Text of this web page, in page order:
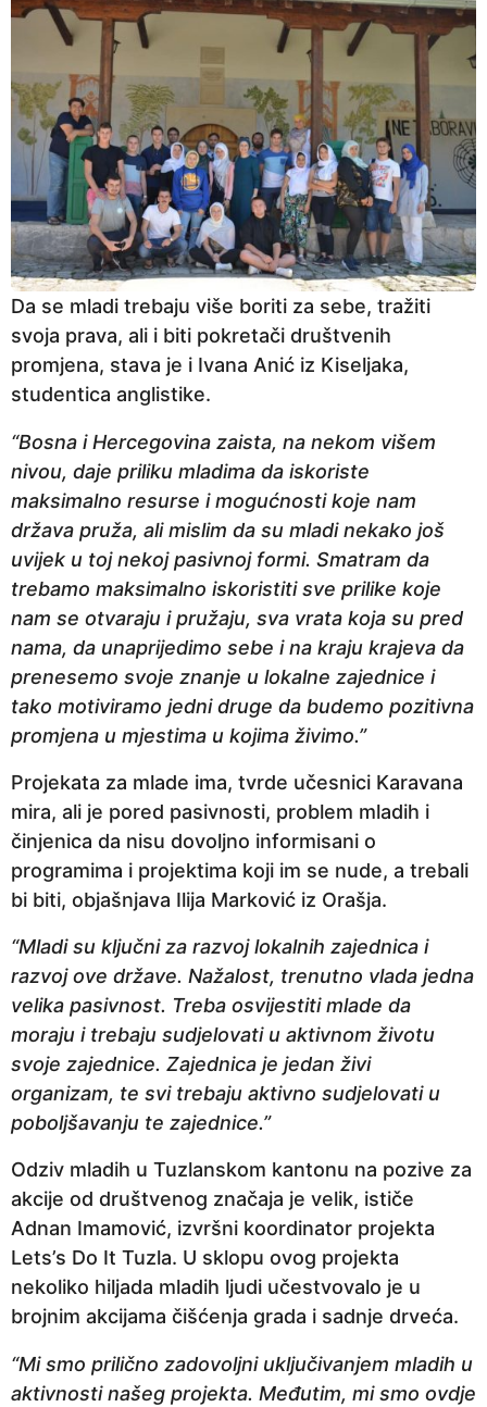
Da se mladi trebaju više boriti za sebe, tražiti
svoja prava, ali i biti pokretači društvenih
promjena, stava je i Ivana Anić iz Kiseljaka,
studentica anglistike.
“Bosna i Hercegovina zaista, na nekom višem
nivou, daje priliku mladima da iskoriste
maksimalno resurse i mogućnosti koje nam
država pruža, ali mislim da su mladi nekako još
uvijek u toj nekoj pasivnoj formi. Smatram da
trebamo maksimalno iskoristiti sve prilike koje
nam se otvaraju i pružaju, sva vrata koja su pred
nama, da unaprijedimo sebe i na kraju krajeva da
prenesemo svoje znanje u lokalne zajednice i
tako motiviramo jedni druge da budemo pozitivna
promjena u mjestima u kojima živimo.”
Projekata za mlade ima, tvrde učesnici Karavana
mira, ali je pored pasivnosti, problem mladih i
činjenica da nisu dovoljno informisani o
programima i projektima koji im se nude, a trebali
bi biti, objašnjava Ilija Marković iz Orašja.
“Mladi su ključni za razvoj lokalnih zajednica i
razvoj ove države. Nažalost, trenutno vlada jedna
velika pasivnost. Treba osvijestiti mlade da
moraju i trebaju sudjelovati u aktivnom životu
svoje zajednice. Zajednica je jedan živi
organizam, te svi trebaju aktivno sudjelovati u
poboljšavanju te zajednice.”
Odziv mladih u Tuzlanskom kantonu na pozive za
akcije od društvenog značaja je velik, ističe
Adnan Imamović, izvršni koordinator projekta
Lets’s Do It Tuzla. U sklopu ovog projekta
nekoliko hiljada mladih ljudi učestvovalo je u
brojnim akcijama čišćenja grada i sadnje drveća.
“Mi smo prilično zadovoljni uključivanjem mladih u
aktivnosti našeg projekta. Međutim, mi smo ovdje